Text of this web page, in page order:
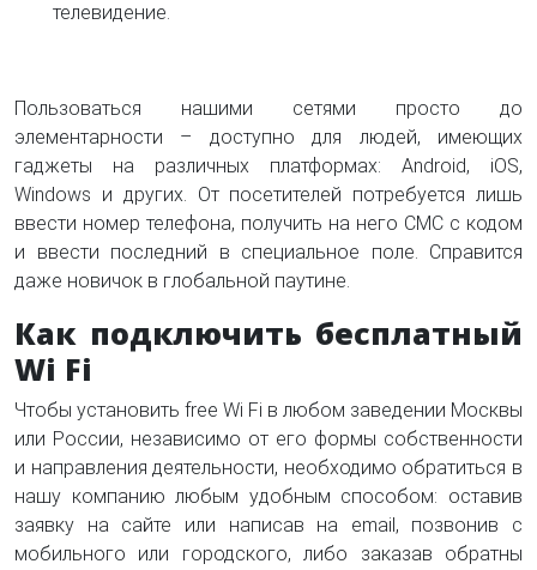
телевидение.
Пользоваться нашими сетями просто до
элементарности – доступно для людей, имеющих
гаджеты на различных платформах: Android, iOS,
Windows и других. От посетителей потребуется лишь
ввести номер телефона, получить на него СМС с кодом
и ввести последний в специальное поле. Справится
даже новичок в глобальной паутине.
Как подключить бесплатный
Wi Fi
Чтобы установить free Wi Fi в любом заведении Москвы
или России, независимо от его формы собственности
и направления деятельности, необходимо обратиться в
нашу компанию любым удобным способом: оставив
заявку на сайте или написав на email, позвонив с
мобильного или городского, либо заказав обратны